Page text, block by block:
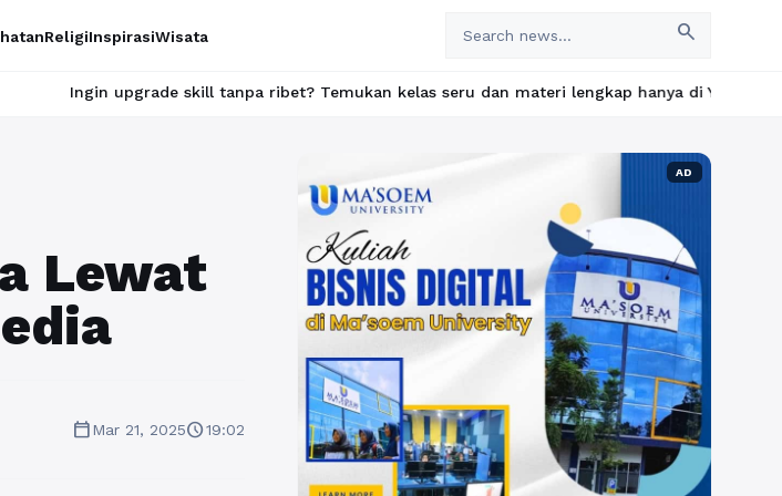
ReligiInspirasiWisata search
skill tanpa ribet? Temukan kelas seru dan materi lengkap hanya di YukBelajar.com. Mulai
Lewat
calendar_todayMar 21, 2025schedule19:02
AD